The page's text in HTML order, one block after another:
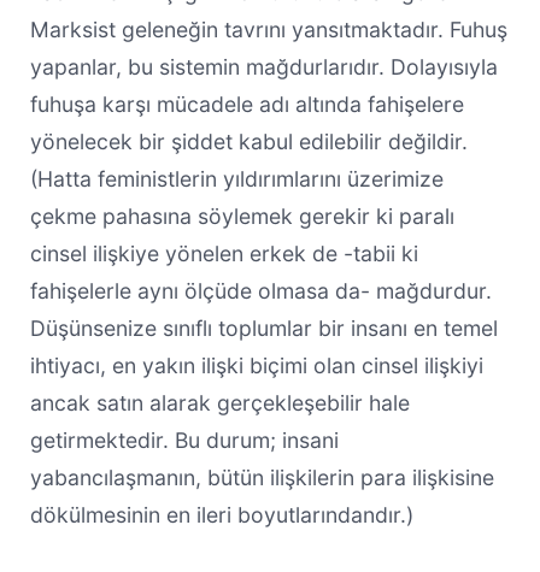
Marksist geleneğin tavrını yansıtmaktadır. Fuhuş
yapanlar, bu sistemin mağdurlarıdır. Dolayısıyla
fuhuşa karşı mücadele adı altında fahişelere
yönelecek bir şiddet kabul edilebilir değildir.
(Hatta feministlerin yıldırımlarını üzerimize
çekme pahasına söylemek gerekir ki paralı
cinsel ilişkiye yönelen erkek de -tabii ki
fahişelerle aynı ölçüde olmasa da- mağdurdur.
Düşünsenize sınıflı toplumlar bir insanı en temel
ihtiyacı, en yakın ilişki biçimi olan cinsel ilişkiyi
ancak satın alarak gerçekleşebilir hale
getirmektedir. Bu durum; insani
yabancılaşmanın, bütün ilişkilerin para ilişkisine
dökülmesinin en ileri boyutlarındandır.)